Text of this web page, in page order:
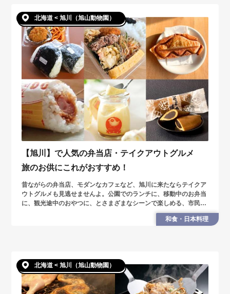
北海道 < 旭川（旭山動物園）
【旭川】で人気の弁当店・テイクアウトグルメ
旅のお供にこれがおすすめ！
昔ながらの弁当店、モダンなカフェなど、旭川に来たならテイクア
ウトグルメも見逃せませんよ。公園でのランチに、移動中のお弁当
に、観光途中のおやつに、とさまざまなシーンで楽しめる、市民に
も人気の美味しいテイクアウトグルメを紹介します。
和食・日本料理
北海道 < 旭川（旭山動物園）